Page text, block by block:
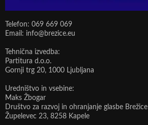
Telefon: 069 669 069
Email: info@brezice.eu
Tehnična izvedba:
Partitura d.o.o.
Gornji trg 20, 1000 Ljubljana
Uredništvo in vsebine:
Maks Žbogar
Društvo za razvoj in ohranjanje glasbe Brežice
Župelevec 23, 8258 Kapele